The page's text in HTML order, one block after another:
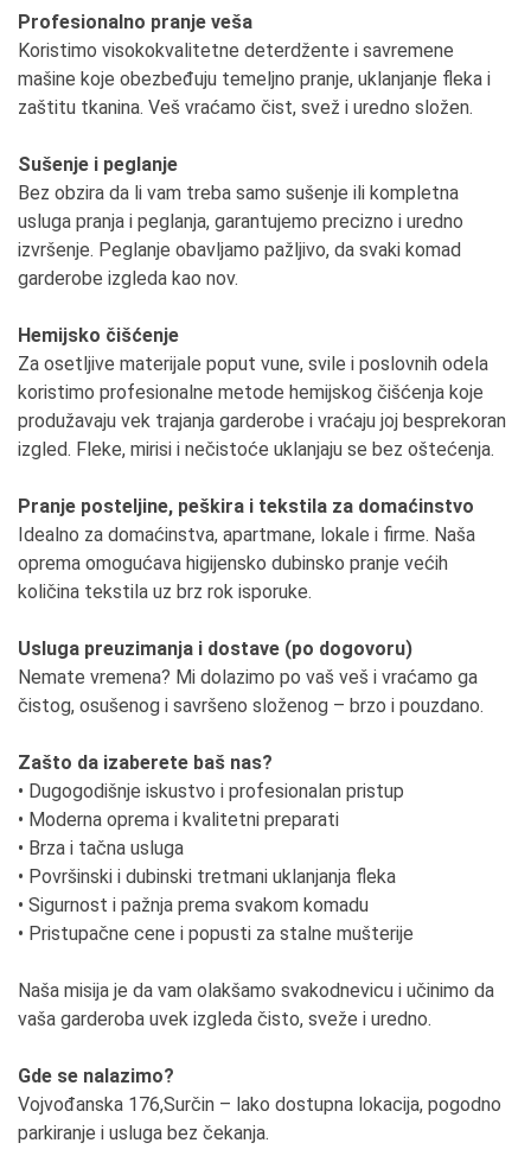
Profesionalno pranje veša
Koristimo visokokvalitetne deterdžente i savremene
mašine koje obezbeđuju temeljno pranje, uklanjanje fleka i
zaštitu tkanina. Veš vraćamo čist, svež i uredno složen.
Sušenje i peglanje
Bez obzira da li vam treba samo sušenje ili kompletna
usluga pranja i peglanja, garantujemo precizno i uredno
izvršenje. Peglanje obavljamo pažljivo, da svaki komad
garderobe izgleda kao nov.
Hemijsko čišćenje
Za osetljive materijale poput vune, svile i poslovnih odela
koristimo profesionalne metode hemijskog čišćenja koje
produžavaju vek trajanja garderobe i vraćaju joj besprekoran
izgled. Fleke, mirisi i nečistoće uklanjaju se bez oštećenja.
Pranje posteljine, peškira i tekstila za domaćinstvo
Idealno za domaćinstva, apartmane, lokale i firme. Naša
oprema omogućava higijensko dubinsko pranje većih
količina tekstila uz brz rok isporuke.
Usluga preuzimanja i dostave (po dogovoru)
Nemate vremena? Mi dolazimo po vaš veš i vraćamo ga
čistog, osušenog i savršeno složenog – brzo i pouzdano.
Zašto da izaberete baš nas?
• Dugogodišnje iskustvo i profesionalan pristup
• Moderna oprema i kvalitetni preparati
• Brza i tačna usluga
• Površinski i dubinski tretmani uklanjanja fleka
• Sigurnost i pažnja prema svakom komadu
• Pristupačne cene i popusti za stalne mušterije
Naša misija je da vam olakšamo svakodnevicu i učinimo da
vaša garderoba uvek izgleda čisto, sveže i uredno.
Gde se nalazimo?
Vojvođanska 176,Surčin – lako dostupna lokacija, pogodno
parkiranje i usluga bez čekanja.